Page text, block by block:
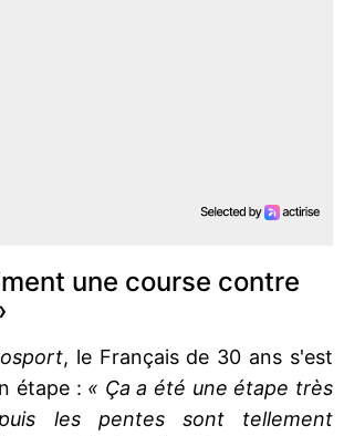
une course contre
, le Français de 30 ans s'est
étape : « Ça a été une étape très
les pentes sont tellement